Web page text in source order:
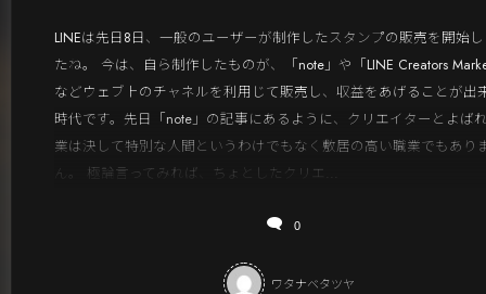
LINEは先日8日、一般のユーザーが制作したスタンプの販売を開始
たね。 今は、自ら制作したものが、「note」や「LINE Creators
などウェブ上のチャネルを利用じて販売し、収益をあげることが出
時代です。先日「note」の記事にあるように、クリエイターとよば
業は決して特別な人間というわけでもなく敷居の高い職業でもあり
ん。 極論言ってみれば、ちょとしたクリエ...
0
ワタナベタツヤ